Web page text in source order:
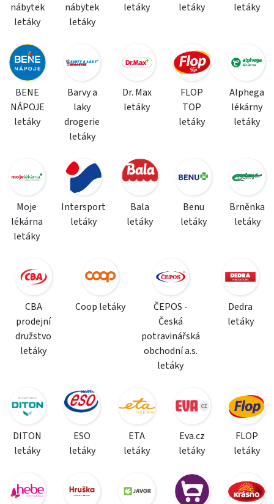
nábytek
letáky
nábytek
letáky
letáky
letáky
letáky
BENE
NÁPOJE
letáky
Barvy a
laky
drogerie
letáky
Dr. Max
letáky
FLOP
TOP
letáky
Alphega
lékárny
letáky
Moje
lékárna
letáky
Intersport
letáky
Bala
letáky
Benu
letáky
Brněnka
letáky
CBA
prodejní
družstvo
letáky
Coop letáky
ČEPOS -
Česká
potravinářská
obchodní a.s.
letáky
Dedra
letáky
DITON
letáky
ESO
letáky
ETA
letáky
Eva.cz
letáky
FLOP
letáky